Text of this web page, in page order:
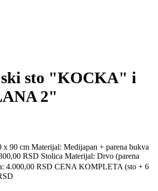
sto "KOCKA" i
2"
x 90 cm Materijal: Medijapan + parena bukva
RSD Stolica Materijal: Drvo (parena
4.000,00 RSD CENA KOMPLETA (sto + 6